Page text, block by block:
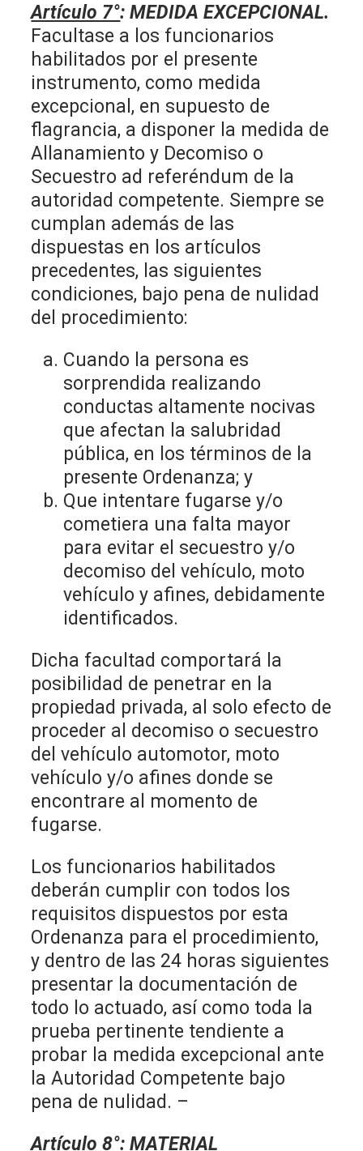
Artículo 7°:MEDIDA EXCEPCIONAL.
Facultase a los funcionarios
habilitados por el presente
instrumento, como medida
excepcional, en supuesto de
flagrancia, a disponer la medida de
Allanamiento y Decomiso o
Secuestro ad referéndum de la
autoridad competente. Siempre se
cumplan además de las
dispuestas en los artículos
precedentes, las siguientes
condiciones, bajo pena de nulidad
del procedimiento:
Cuando la persona es
sorprendida realizando
conductas altamente nocivas
que afectan la salubridad
pública, en los términos de la
presente Ordenanza; y
Que intentare fugarse y/o
cometiera una falta mayor
para evitar el secuestro y/o
decomiso del vehículo, moto
vehículo y afines, debidamente
identificados.
Dicha facultad comportará la
posibilidad de penetrar en la
propiedad privada, al solo efecto de
proceder al decomiso o secuestro
del vehículo automotor, moto
vehículo y/o afines donde se
encontrare al momento de
fugarse.
Los funcionarios habilitados
deberán cumplir con todos los
requisitos dispuestos por esta
Ordenanza para el procedimiento,
y dentro de las 24 horas siguientes
presentar la documentación de
todo lo actuado, así como toda la
prueba pertinente tendiente a
probar la medida excepcional ante
la Autoridad Competente bajo
pena de nulidad. –
Artículo 8°:MATERIAL